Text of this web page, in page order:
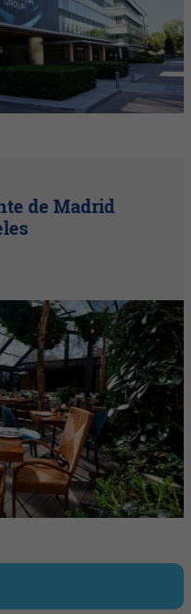
de Madrid